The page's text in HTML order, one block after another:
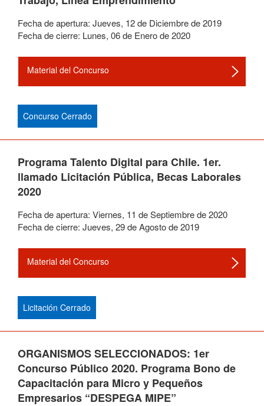
Fecha de apertura: Jueves, 12de Diciembrede2019
Fecha de cierre: Lunes, 06de Enerode2020
Material del Concurso
Concurso Cerrado
Programa Talento Digital para Chile. 1er.
llamado Licitación Pública, Becas Laborales
2020
Fecha de apertura: Viernes, 11 deSeptiembrede2020
Fecha de cierre: Jueves, 29deAgostode2019
Material del Concurso
Licitación Cerrado
ORGANISMOS SELECCIONADOS: 1er
Concurso Público 2020. Programa Bono de
Capacitación para Micro y Pequeños
Empresarios “DESPEGA MIPE”